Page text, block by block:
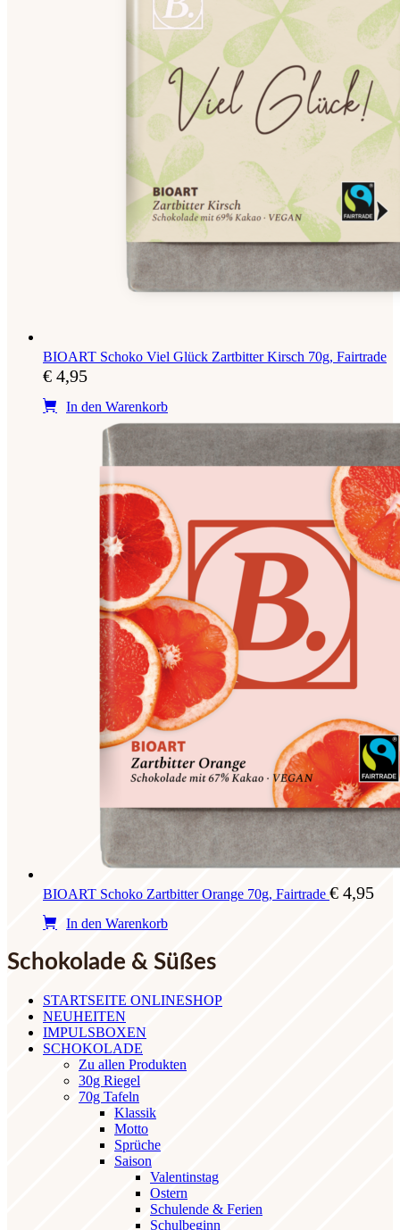
BIOART Schoko Viel Glück Zartbitter Kirsch 70g, Fairtrade
€ 4,95
In den Warenkorb
BIOART Schoko Zartbitter Orange 70g, Fairtrade € 4,95
In den Warenkorb
Schokolade & Süßes
STARTSEITE ONLINESHOP
NEUHEITEN
IMPULSBOXEN
SCHOKOLADE
Zu allen Produkten
30g Riegel
70g Tafeln
Klassik
Motto
Sprüche
Saison
Valentinstag
Ostern
Schulende & Ferien
Schulbeginn